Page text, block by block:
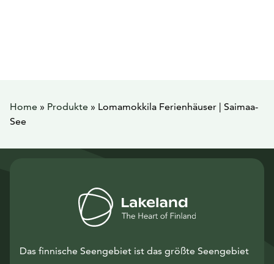
Home » Produkte » Lomamokkila Ferienhäuser | Saimaa-
See
Das finnische Seengebiet ist das größte Seengebiet